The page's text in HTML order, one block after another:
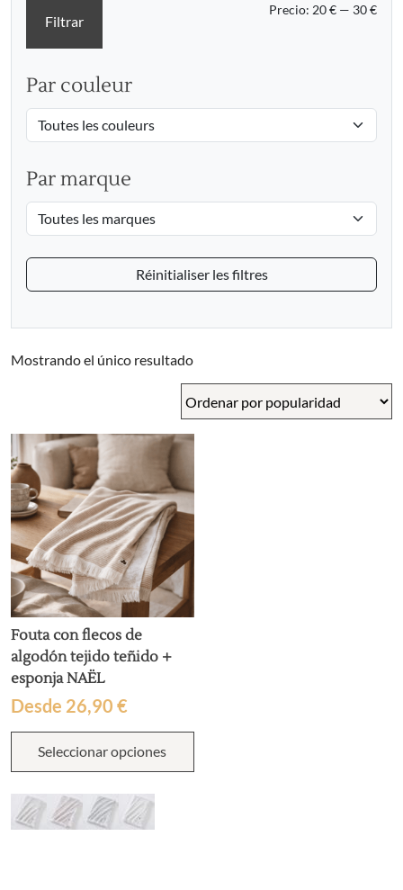
Filtrar
Precio: 20 € — 30 €
Par couleur
Par marque
Réinitialiser les filtres
Mostrando el único resultado
Fouta con flecos de
algodón tejido teñido +
esponja NAËL
Desde 26,90 €
Seleccionar opciones
Este
tiene